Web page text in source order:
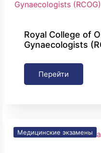
Royal College of
Gynaecologists
Перейти
Медицинские экзамены